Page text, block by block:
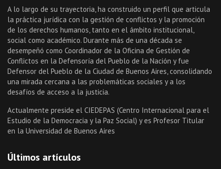
A lo largo de su trayectoria, ha construido un perfil que articula
la práctica jurídica con la gestión de conflictos y la promoción
de los derechos humanos, tanto en el ámbito institucional,
social como académico. Durante más de una década se
desempeñó como Coordinador de la Oficina de Gestión de
Conflictos en la Defensoría del Pueblo de la Nación y fue
Defensor del Pueblo de la Ciudad de Buenos Aires, consolidando
una mirada cercana a las problemáticas sociales y a los
desafíos de acceso a la justicia.
Actualmente preside el CIEDEPAS (Centro Internacional para el
Estudio de la Democracia y la Paz Social) y es Profesor Titular
en la Universidad de Buenos Aires
Últimos artículos